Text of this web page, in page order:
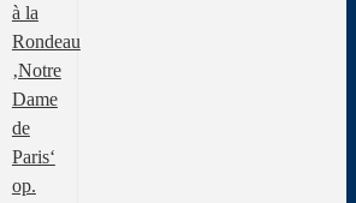
à la
Rondeau
‚Notre
Dame
de
Paris‘
op.